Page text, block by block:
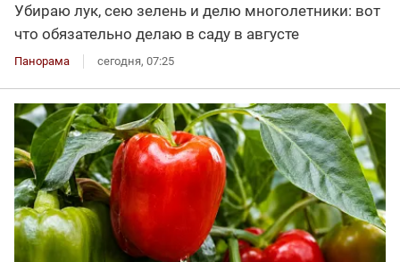
Убираю лук, сею зелень и делю многолетники: вот
что обязательно делаю в саду в августе
Панорама сегодня, 07:25